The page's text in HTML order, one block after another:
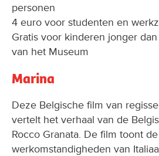
personen
4 euro voor studenten en
Gratis voor kinderen jonger
van het Museum
Marina
Deze Belgische film van
vertelt het verhaal van de
Rocco Granata. De film toont
werkomstandigheden van